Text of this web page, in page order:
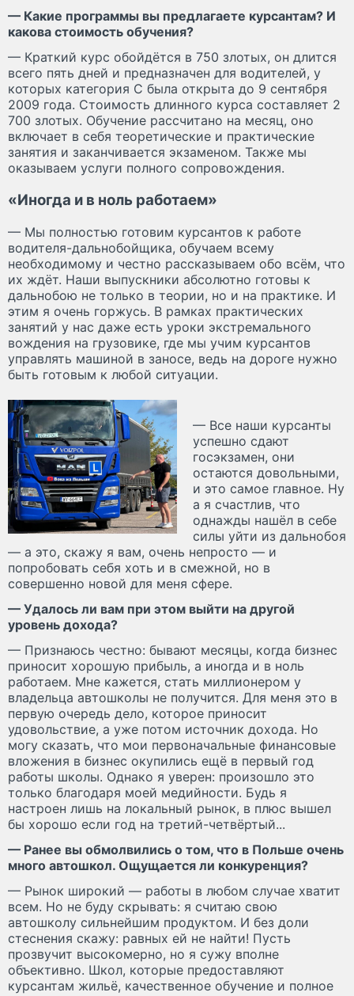
— Какие программы вы предлагаете курсантам? И
какова стоимость обучения?
— Краткий курс обойдётся в 750 злотых, он длится
всего пять дней и предназначен для водителей, у
которых категория С была открыта до 9 сентября
2009 года. Стоимость длинного курса составляет 2
700 злотых. Обучение рассчитано на месяц, оно
включает в себя теоретические и практические
занятия и заканчивается экзаменом. Также мы
оказываем услуги полного сопровождения.
«Иногда и в ноль работаем»
— Мы полностью готовим курсантов к работе
водителя-дальнобойщика, обучаем всему
необходимому и честно рассказываем обо всём, что
их ждёт. Наши выпускники абсолютно готовы к
дальнобою не только в теории, но и на практике. И
этим я очень горжусь. В рамках практических
занятий у нас даже есть уроки экстремального
вождения на грузовике, где мы учим курсантов
управлять машиной в заносе, ведь на дороге нужно
быть готовым к любой ситуации.
— Все наши курсанты
успешно сдают
госэкзамен, они
остаются довольными,
и это самое главное. Ну
а я счастлив, что
однажды нашёл в себе
силы уйти из дальнобоя
— а это, скажу я вам, очень непросто — и
попробовать себя хоть и в смежной, но в
совершенно новой для меня сфере.
— Удалось ли вам при этом выйти на другой
уровень дохода?
— Признаюсь честно: бывают месяцы, когда бизнес
приносит хорошую прибыль, а иногда и в ноль
работаем. Мне кажется, стать миллионером у
владельца автошколы не получится. Для меня это в
первую очередь дело, которое приносит
удовольствие, а уже потом источник дохода. Но
могу сказать, что мои первоначальные финансовые
вложения в бизнес окупились ещё в первый год
работы школы. Однако я уверен: произошло это
только благодаря моей медийности. Будь я
настроен лишь на локальный рынок, в плюс вышел
бы хорошо если год на третий-четвёртый...
— Ранее вы обмолвились о том, что в Польше очень
много автошкол. Ощущается ли конкуренция?
— Рынок широкий — работы в любом случае хватит
всем. Но не буду скрывать: я считаю свою
автошколу сильнейшим продуктом. И без доли
стеснения скажу: равных ей не найти! Пусть
прозвучит высокомерно, но я сужу вполне
объективно. Школ, которые предоставляют
курсантам жильё, качественное обучение и полное